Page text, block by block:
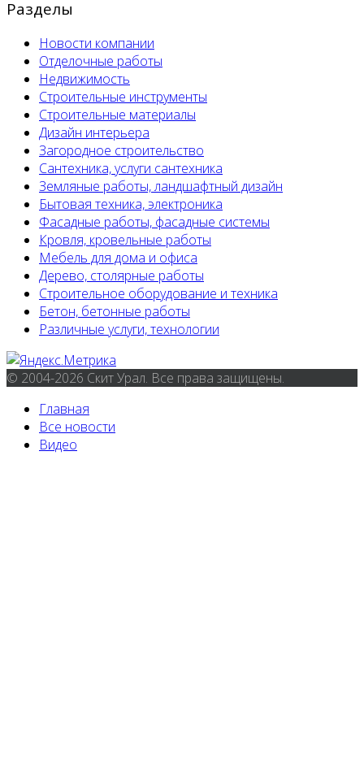
Разделы
Новости компании
Отделочные работы
Недвижимость
Строительные инструменты
Строительные материалы
Дизайн интерьера
Загородное строительство
Сантехника, услуги сантехника
Земляные работы, ландшафтный дизайн
Бытовая техника, электроника
Фасадные работы, фасадные системы
Кровля, кровельные работы
Мебель для дома и офиса
Дерево, столярные работы
Строительное оборудование и техника
Бетон, бетонные работы
Различные услуги, технологии
© 2004-2026 Скит Урал. Все права защищены.
Главная
Все новости
Видео